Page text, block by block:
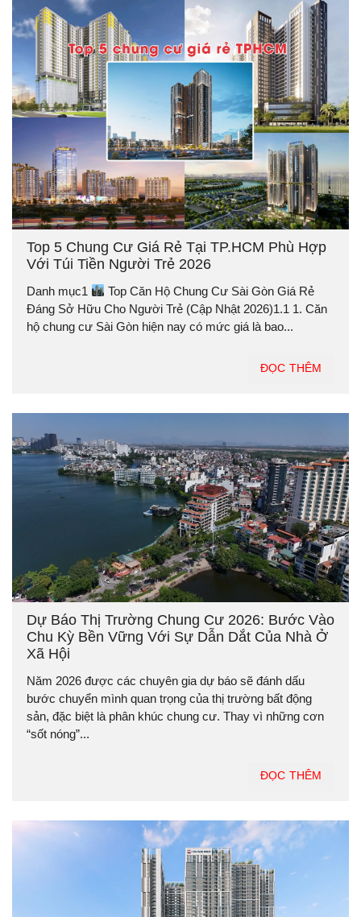
Top 5 Chung Cư Giá Rẻ Tại TP.HCM Phù Hợp
Với Túi Tiền Người Trẻ 2026
Danh mục1
Top Căn Hộ Chung Cư Sài Gòn Giá Rẻ
Đáng Sở Hữu Cho Người Trẻ (Cập Nhật 2026)1.1 1. Căn
hộ chung cư Sài Gòn hiện nay có mức giá là bao...
ĐỌC THÊM
Dự Báo Thị Trường Chung Cư 2026: Bước Vào
Chu Kỳ Bền Vững Với Sự Dẫn Dắt Của Nhà Ở
Xã Hội
Năm 2026 được các chuyên gia dự báo sẽ đánh dấu
bước chuyển mình quan trọng của thị trường bất động
sản, đặc biệt là phân khúc chung cư. Thay vì những cơn
“sốt nóng”...
ĐỌC THÊM